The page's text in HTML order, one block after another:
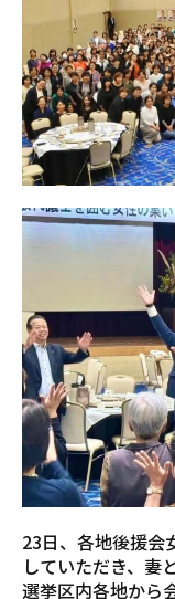
23日、各地後援会
していただき、妻
選挙区内各地から